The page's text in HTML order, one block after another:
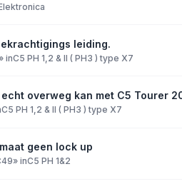
leiding.
inC5 PH 1,2 & II ( PH3 ) type X7
overweg kan met C5 Tourer
C5 PH 1,2 & II ( PH3 ) type X7
geen lock up
» inC5 PH 1&2